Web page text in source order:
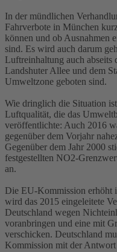
In der mündlichen
Fahrverbote in München
können und ob Ausnahmen
sind. Es wird auch darum
Luftreinhaltung auch abseits
Landshuter Allee und dem
Umweltzone geboten sind.
Wie dringlich die Situation
Luftqualität, die das
veröffentlichte: Auch 2016
gegenüber dem Vorjahr
Gegenüber dem Jahr 2000
festgestellten NO2-
an.
Die EU-Kommission erhöht
wird das 2015 eingeleitete
Deutschland wegen
voranbringen und eine mit
verschicken. Deutschland
Kommission mit der